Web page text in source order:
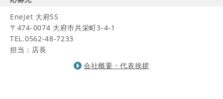
EneJet 大府SS
〒474-0074 大府市共栄町3-4-1
TEL.0562-48-7233
担当：店長
会社概要・代表挨拶